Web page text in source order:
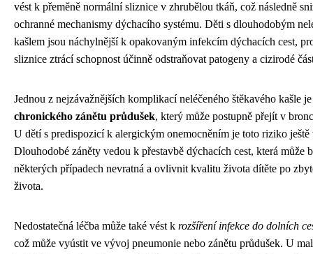
vést k přeměně normální sliznice v zhrubělou tkáň, což následně
ochranné mechanismy dýchacího systému. Děti s dlouhodobým
kašlem jsou náchylnější k opakovaným infekcím dýchacích cest,
sliznice ztrácí schopnost účinně odstraňovat patogeny a cizirodé
Jednou z nejzávažnějších komplikací neléčeného štěkavého kašle
chronického zánětu průdušek, který může postupně přejít v
U dětí s predispozicí k alergickým onemocněním je toto riziko ještě
Dlouhodobé záněty vedou k přestavbě dýchacích cest, která může
některých případech nevratná a ovlivnit kvalitu života dítěte po
života.
Nedostatečná léčba může také vést k rozšíření infekce do dolních
což může vyústit ve vývoj pneumonie nebo zánětu průdušek. U